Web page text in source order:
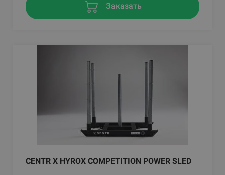
Заказать
CENTR X HYROX COMPETITION POWER SLED